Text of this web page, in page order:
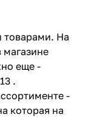
товарами. На
магазине
еще -
.
-
которая на